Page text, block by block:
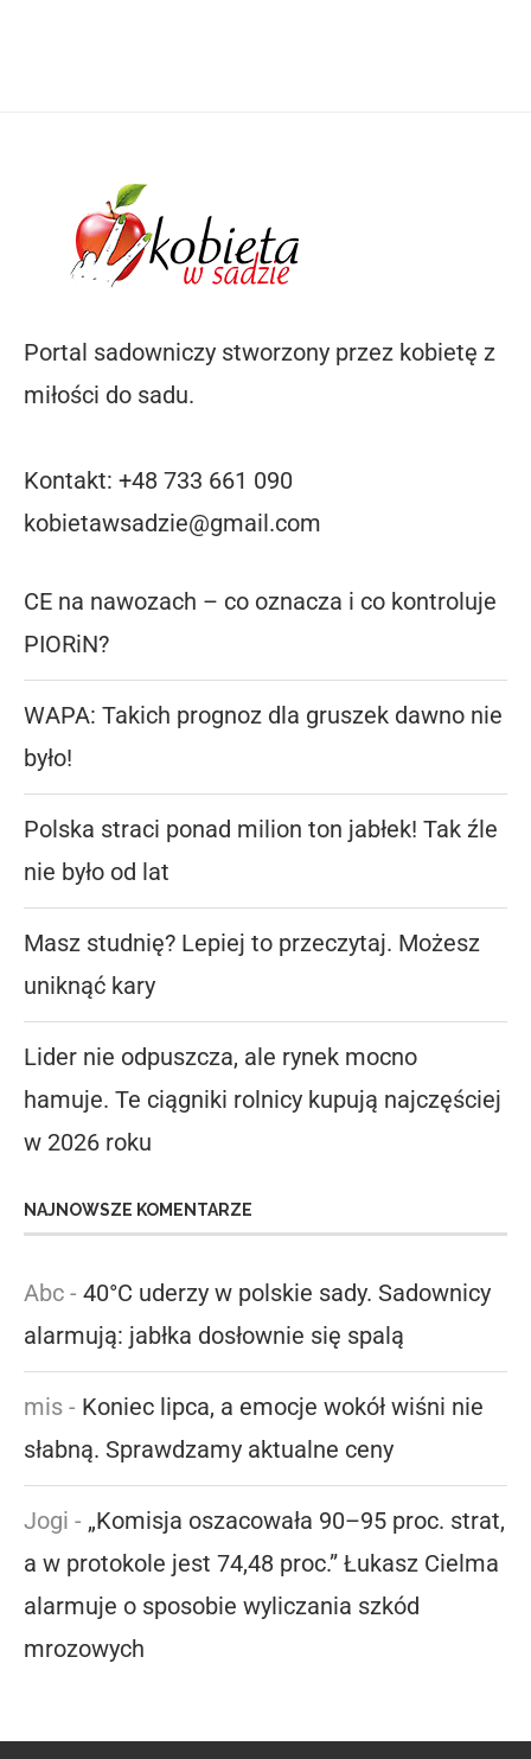
Portal sadowniczy stworzony przez kobietę z
miłości do sadu.
Kontakt: +48 733 661 090
kobietawsadzie@gmail.com
CE na nawozach – co oznacza i co kontroluje
PIORiN?
WAPA: Takich prognoz dla gruszek dawno nie
było!
Polska straci ponad milion ton jabłek! Tak źle
nie było od lat
Masz studnię? Lepiej to przeczytaj. Możesz
uniknąć kary
Lider nie odpuszcza, ale rynek mocno
hamuje. Te ciągniki rolnicy kupują najczęściej
w 2026 roku
NAJNOWSZE KOMENTARZE
Abc - 40°C uderzy w polskie sady. Sadownicy
alarmują: jabłka dosłownie się spalą
mis - Koniec lipca, a emocje wokół wiśni nie
słabną. Sprawdzamy aktualne ceny
Jogi - „Komisja oszacowała 90–95 proc. strat,
a w protokole jest 74,48 proc.” Łukasz Cielma
alarmuje o sposobie wyliczania szkód
mrozowych